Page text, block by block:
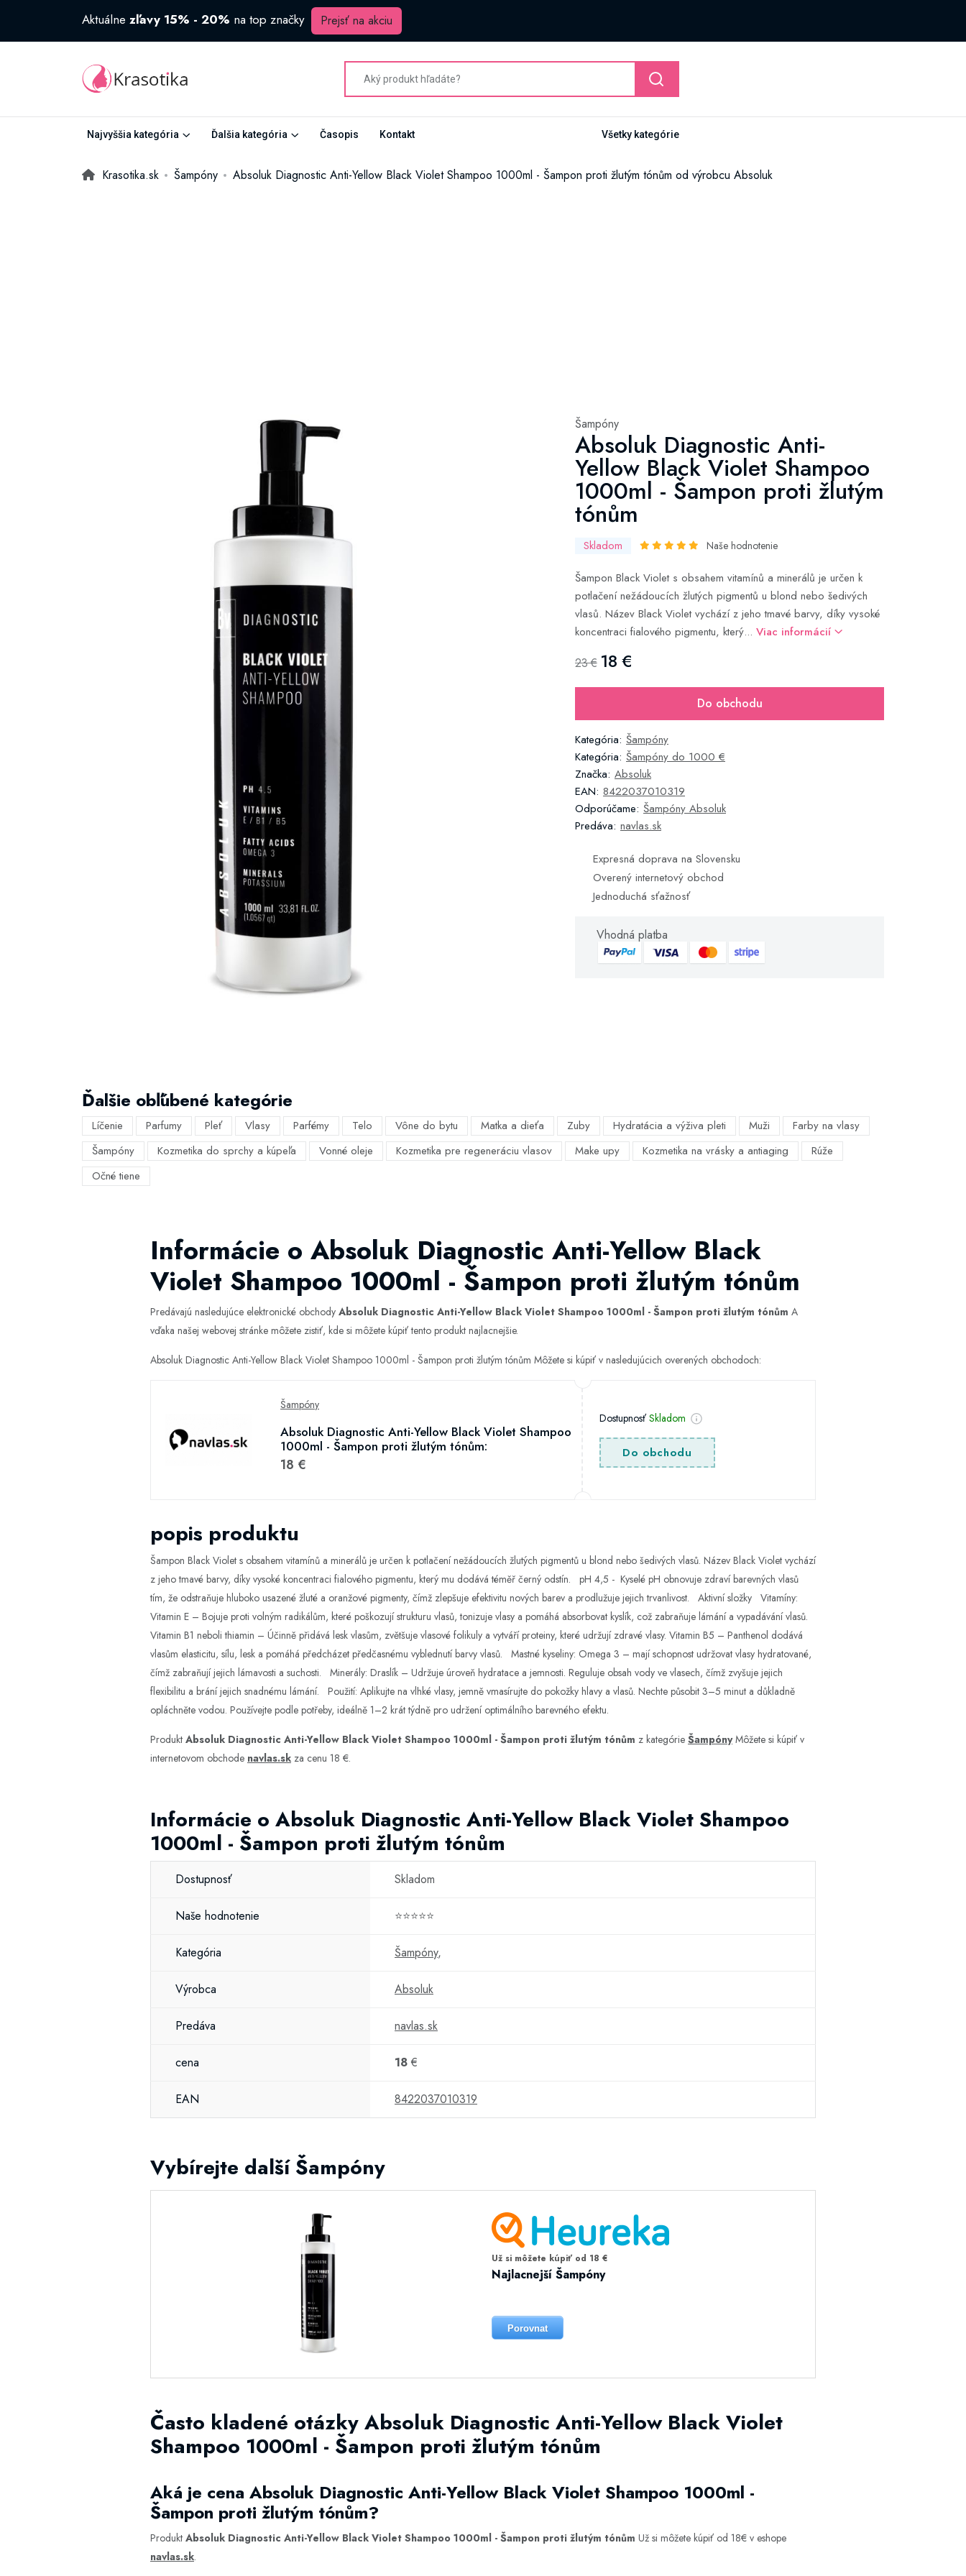
Aktuálne zľavy 15% - 20% na top značky Prejsť na akciu
Najvyššia kategória Ďalšia kategória Časopis Kontakt Všetky kategórie
Krasotika.sk Šampóny Absoluk Diagnostic Anti-Yellow Black Violet Shampoo 1000ml - Šampon proti žlutým tónům od výrobcu Absoluk
Šampóny
Absoluk Diagnostic Anti-
Yellow Black Violet Shampoo
1000ml - Šampon proti žlutým
tónům
Skladom Naše hodnotenie
Šampon Black Violet s obsahem vitamínů a minerálů je určen k
potlačení nežádoucích žlutých pigmentů u blond nebo šedivých
vlasů. Název Black Violet vychází z jeho tmavé barvy, díky vysoké
koncentraci fialového pigmentu, který... Viac informácií
23 € 18 €
Do obchodu
Kategória: Šampóny
Kategória: Šampóny do 1000 €
Značka: Absoluk
EAN: 8422037010319
Odporúčame: Šampóny Absoluk
Predáva: navlas.sk
Expresná doprava na Slovensku
Overený internetový obchod
Jednoduchá sťažnosť
Vhodná platba
Ďalšie obľúbené kategórie
Líčenie Parfumy Pleť Vlasy Parfémy Telo Vône do bytu Matka a dieťa Zuby Hydratácia a výživa pleti Muži
Farby na vlasy
Šampóny
Kozmetika do sprchy a kúpeľa Vonné oleje Kozmetika pre regeneráciu vlasov Make upy Kozmetika na vrásky a antiaging
Rúže
Očné tiene
Informácie o Absoluk Diagnostic Anti-Yellow Black
Violet Shampoo 1000ml - Šampon proti žlutým tónům
Predávajú nasledujúce elektronické obchody Absoluk Diagnostic Anti-Yellow Black Violet Shampoo 1000ml - Šampon proti žlutým tónům A
vďaka našej webovej stránke môžete zistiť, kde si môžete kúpiť tento produkt najlacnejšie.
Absoluk Diagnostic Anti-Yellow Black Violet Shampoo 1000ml - Šampon proti žlutým tónům Môžete si kúpiť v nasledujúcich overených obchodoch:
Šampóny
Absoluk Diagnostic Anti-Yellow Black Violet Shampoo
1000ml - Šampon proti žlutým tónům:
18 €
DostupnosťSkladom
Do obchodu
popis produktu
Šampon Black Violet s obsahem vitamínů a minerálů je určen k potlačení nežádoucích žlutých pigmentů u blond nebo šedivých vlasů. Název Black Violet vychází
z jeho tmavé barvy, díky vysoké koncentraci fialového pigmentu, který mu dodává téměř černý odstín. pH 4,5 - Kyselé pH obnovuje zdraví barevných vlasů
tím, že odstraňuje hluboko usazené žluté a oranžové pigmenty, čímž zlepšuje efektivitu nových barev a prodlužuje jejich trvanlivost. Aktivní složky Vitamíny:
Vitamin E – Bojuje proti volným radikálům, které poškozují strukturu vlasů, tonizuje vlasy a pomáhá absorbovat kyslík, což zabraňuje lámání a vypadávání vlasů.
Vitamin B1 neboli thiamin – Účinně přidává lesk vlasům, zvětšuje vlasové folikuly a vytváří proteiny, které udržují zdravé vlasy. Vitamin B5 – Panthenol dodává
vlasům elasticitu, sílu, lesk a pomáhá předcházet předčasnému vyblednutí barvy vlasů. Mastné kyseliny: Omega 3 – mají schopnost udržovat vlasy hydratované,
čímž zabraňují jejich lámavosti a suchosti. Minerály: Draslík – Udržuje úroveň hydratace a jemnosti. Reguluje obsah vody ve vlasech, čímž zvyšuje jejich
flexibilitu a brání jejich snadnému lámání. Použití: Aplikujte na vlhké vlasy, jemně vmasírujte do pokožky hlavy a vlasů. Nechte působit 3–5 minut a důkladně
opláchněte vodou. Používejte podle potřeby, ideálně 1–2 krát týdně pro udržení optimálního barevného efektu.
Produkt Absoluk Diagnostic Anti-Yellow Black Violet Shampoo 1000ml - Šampon proti žlutým tónům z kategórie ŠampónyMôžete si kúpiť v
internetovom obchode navlas.sk za cenu 18 €.
Informácie o Absoluk Diagnostic Anti-Yellow Black Violet Shampoo
1000ml - Šampon proti žlutým tónům
Dostupnosť Skladom
Naše hodnotenie ⭐⭐⭐⭐⭐
Kategória Šampóny,
Výrobca Absoluk
Predáva navlas.sk
cena 18 €
EAN 8422037010319
Vybírejte další Šampóny
Už si môžete kúpiť od 18 €
Najlacnejší Šampóny
Porovnat
Často kladené otázky Absoluk Diagnostic Anti-Yellow Black Violet
Shampoo 1000ml - Šampon proti žlutým tónům
Aká je cena Absoluk Diagnostic Anti-Yellow Black Violet Shampoo 1000ml -
Šampon proti žlutým tónům?
Produkt Absoluk Diagnostic Anti-Yellow Black Violet Shampoo 1000ml - Šampon proti žlutým tónům Už si môžete kúpiť od 18€ v eshope
navlas.sk.